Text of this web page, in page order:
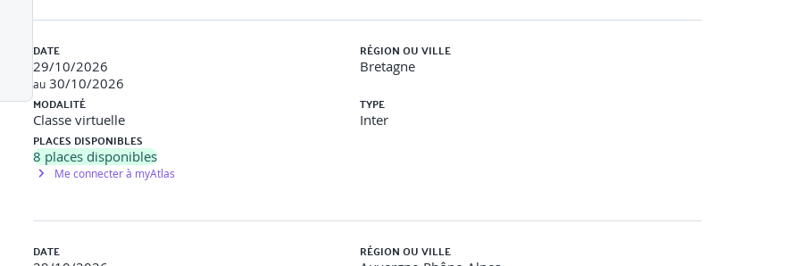
des objets connectés
DATE
29/10/2026
au 30/10/2026
RÉGION OU VILLE
Bretagne
MODALITÉ
Classe virtuelle
TYPE
Inter
PLACES DISPONIBLES
8 places disponibles
Me connecter à myAtlas
DATE RÉGION OU VILLE